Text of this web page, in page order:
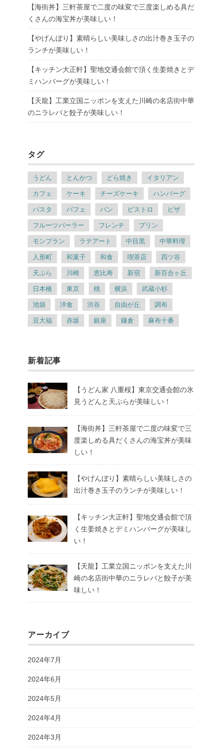
【海街丼】三軒茶屋で二度の味変で三度楽しめる具だ
くさんの海宝丼が美味しい！
【やげんぼり】素晴らしい美味しさの出汁巻き玉子の
ランチが美味しい！
【キッチン大正軒】聖地交通会館で頂く生姜焼きとデ
ミハンバーグが美味しい！
【天龍】工業立国ニッポンを支えた川崎の名店街中華
のニラレバと餃子が美味しい！
タグ
うどん とんかつ どら焼き イタリアン
カフェ ケーキ チーズケーキ ハンバーグ
パスタ パフェ パン ビストロ ピザ
フルーツパーラー フレンチ プリン
モンブラン ラテアート 中目黒 中華料理
人形町 和菓子 和食 喫茶店 四ツ谷
天ぷら 川崎 恵比寿 新宿 新百合ヶ丘
日本橋 東京 桃 横浜 武蔵小杉
池袋 洋食 渋谷 自由が丘 調布
豆大福 赤坂 銀座 鎌倉 麻布十番
新着記事
【うどん家 八重桜】東京交通会館の氷
見うどんと天ぷらが美味しい！
【海街丼】三軒茶屋で二度の味変で三
度楽しめる具だくさんの海宝丼が美味
しい！
【やげんぼり】素晴らしい美味しさの
出汁巻き玉子のランチが美味しい！
【キッチン大正軒】聖地交通会館で頂
く生姜焼きとデミハンバーグが美味し
い！
【天龍】工業立国ニッポンを支えた川
崎の名店街中華のニラレバと餃子が美
味しい！
アーカイブ
2024年7月
2024年6月
2024年5月
2024年4月
2024年3月